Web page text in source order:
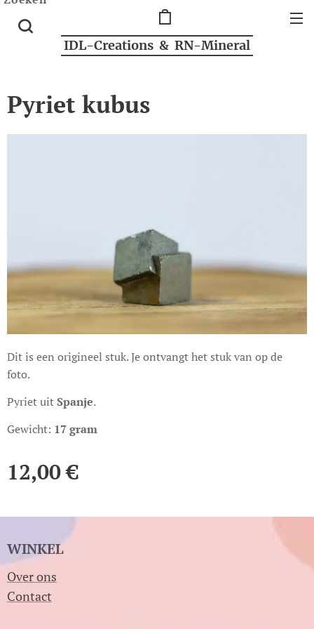
IDL-Creations & RN-Mineral
Pyriet kubus
Dit is een origineel stuk. Je ontvangt het stuk van op de
foto.
Pyriet uitSpanje.
Gewicht: 17 gram
12,00€
WINKEL
Over ons
Contact